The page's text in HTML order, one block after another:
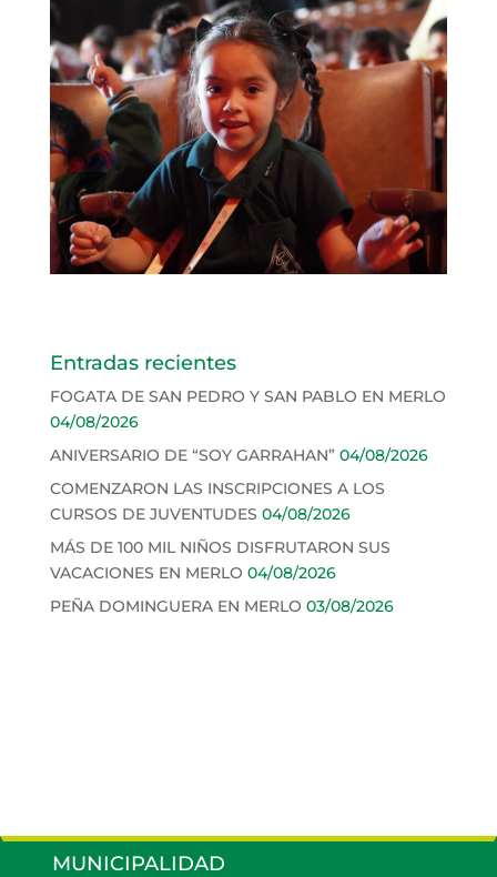
Entradas recientes
FOGATA DE SAN PEDRO Y SAN PABLO EN MERLO
04/08/2026
ANIVERSARIO DE “SOY GARRAHAN” 04/08/2026
COMENZARON LAS INSCRIPCIONES A LOS
CURSOS DE JUVENTUDES 04/08/2026
MÁS DE 100 MIL NIÑOS DISFRUTARON SUS
VACACIONES EN MERLO 04/08/2026
PEÑA DOMINGUERA EN MERLO 03/08/2026
MUNICIPALIDAD